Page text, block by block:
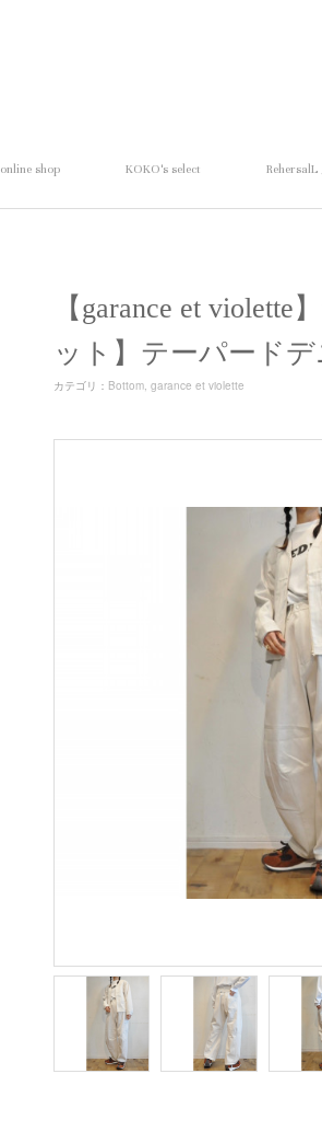
online shop KOKO's select
【garance et
ット】テーパード
カテゴリ ： Bottom garance et violette